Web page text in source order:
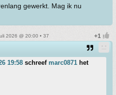
gewerkt. Mag ik nu
2026 @ 20:00 • 37
19:58 schreef marc0871 het